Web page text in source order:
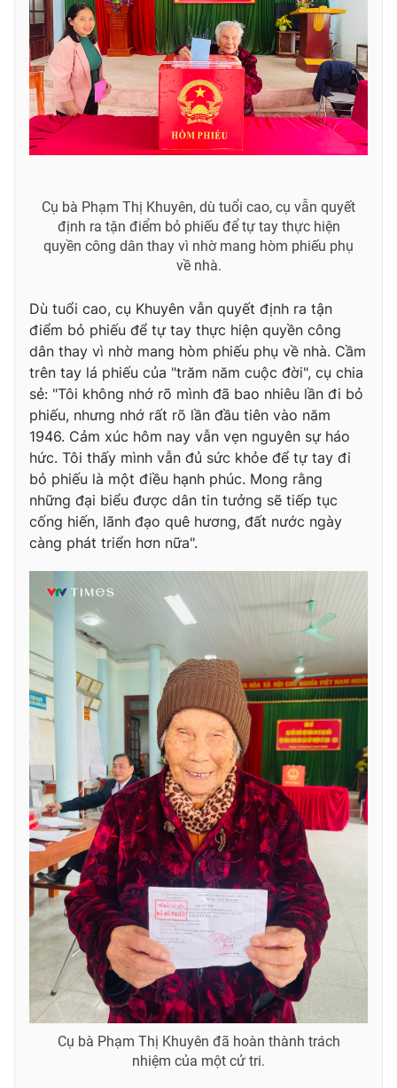
Cụ bà Phạm Thị Khuyên, dù tuổi cao, cụ vẫn quyết
định ra tận điểm bỏ phiếu để tự tay thực hiện
quyền công dân thay vì nhờ mang hòm phiếu phụ
về nhà.
Dù tuổi cao, cụ Khuyên vẫn quyết định ra tận
điểm bỏ phiếu để tự tay thực hiện quyền công
dân thay vì nhờ mang hòm phiếu phụ về nhà. Cầm
trên tay lá phiếu của "trăm năm cuộc đời", cụ chia
sẻ: "Tôi không nhớ rõ mình đã bao nhiêu lần đi bỏ
phiếu, nhưng nhớ rất rõ lần đầu tiên vào năm
1946. Cảm xúc hôm nay vẫn vẹn nguyên sự háo
hức. Tôi thấy mình vẫn đủ sức khỏe để tự tay đi
bỏ phiếu là một điều hạnh phúc. Mong rằng
những đại biểu được dân tin tưởng sẽ tiếp tục
cống hiến, lãnh đạo quê hương, đất nước ngày
càng phát triển hơn nữa".
Cụ bà Phạm Thị Khuyên đã hoàn thành trách
nhiệm của một cử tri.